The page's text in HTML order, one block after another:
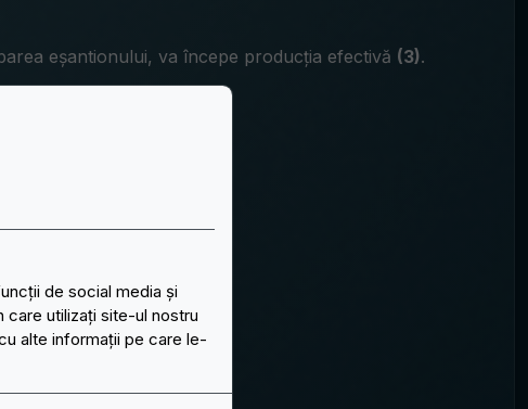
eșantionului, va începe producția efectivă (3).
de social media și
care utilizați site-ul nostru
alte informații pe care le-